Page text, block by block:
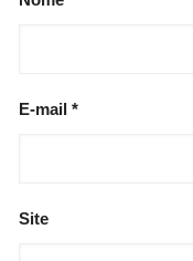
E-mail*
Site